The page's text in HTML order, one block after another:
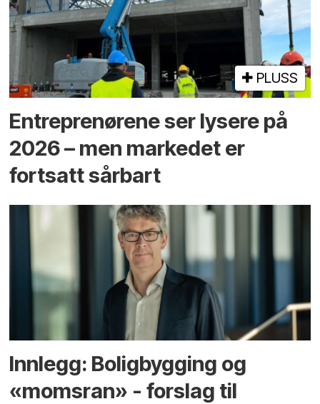
PLUSS
Entreprenørene ser lysere på
2026 – men markedet er
fortsatt sårbart
Innlegg: Boligbygging og
«momsran» - forslag til